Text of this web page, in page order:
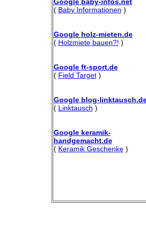
( Baby Informationen )
Google holz-mieten.de
( Holzmiete bauen?! )
Google ft-sport.de
( Field Target)
Google blog-
( Linktausch )
Google keramik-
handgemacht.de
( Keramik Geschenke)